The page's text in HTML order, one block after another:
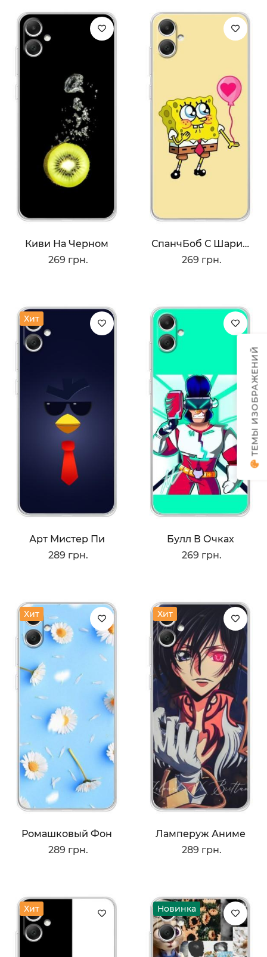
Киви На Черном
269 грн.
СпанчБоб С Шариком
269 грн.
Хит
Арт Мистер Пи
289 грн.
Булл В Очках
269 грн.
Хит
Ромашковый Фон
289 грн.
Хит
Ламперуж Аниме
289 грн.
Хит Новинка
ТЕМЫ ИЗОБРАЖЕНИЙ